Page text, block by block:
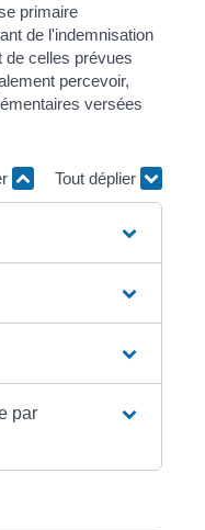
primaire
de l'indemnisation
de celles prévues
percevoir,
versées
Tout déplier
par